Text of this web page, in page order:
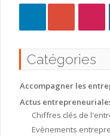
Catégories
Accompagner les
Actus
Chiffres clés de
Evènements